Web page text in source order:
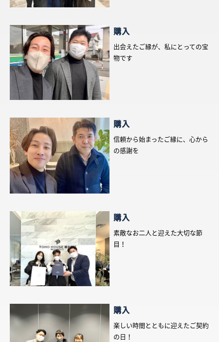
購入
出会えたご縁が、私にとっての宝
物です
購入
信頼から始まったご縁に、心から
の感謝を
購入
素敵なお二人と迎えた大切な節
目！
購入
楽しい時間とともに迎えたご契約
の日！